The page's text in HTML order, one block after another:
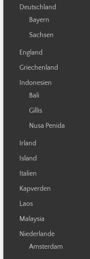
Deutschland
Bayern
Sachsen
England
Griechenland
Indonesien
Bali
Gillis
Nusa Penida
Irland
Island
Italien
Kapverden
Laos
Malaysia
Niederlande
Amsterdam